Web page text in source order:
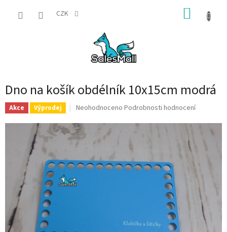
CZK
Dno na košík obdélník 10x15cm modrá
Akce Výprodej
Průměrné
produktu
0,0
5
Neohodnoceno Podrobnosti hodnocení